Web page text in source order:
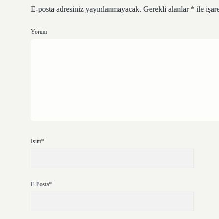
E-posta adresiniz yayınlanmayacak. Gerekli alanlar * ile
Yorum
İsim*
E-Posta*